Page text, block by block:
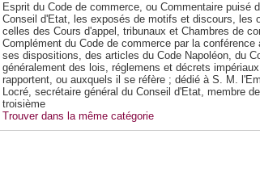
Esprit du Code de commerce, ou Commentaire puisé
Conseil d'Etat, les exposés de motifs et discours, les
celles des Cours d'appel, tribunaux et Chambres de
Complément du Code de commerce par la
ses dispositions, des articles du Code Napoléon, du
généralement des lois, réglemens et décrets
rapportent, ou auxquels il se réfère ; dédié à S. M.
Locré, secrétaire général du Conseil d'Etat, membre
troisième
Trouver dans la même catégorie